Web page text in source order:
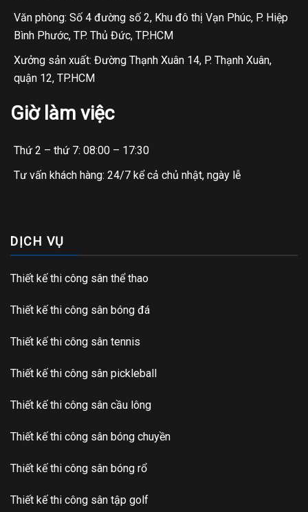
Văn phòng: Số 4 đường số 2, Khu đô thị Vạn Phúc, P. Hiệp
Bình Phước, TP. Thủ Đức, TP.HCM
Xưởng sản xuất: Đường Thạnh Xuân 14, P. Thạnh Xuân,
quận 12, TP.HCM
Giờ làm việc
Thứ 2 – thứ 7: 08:00 – 17:30
Tư vấn khách hàng: 24/7 kể cả chủ nhật, ngày lễ
DỊCH VỤ
Thiết kế thi công sân thể thao
Thiết kế thi công sân bóng đá
Thiết kế thi công sân tennis
Thiết kế thi công sân pickleball
Thiết kế thi công sân cầu lông
Thiết kế thi công sân bóng chuyền
Thiết kế thi công sân bóng rổ
Thiết kế thi công sân tập golf